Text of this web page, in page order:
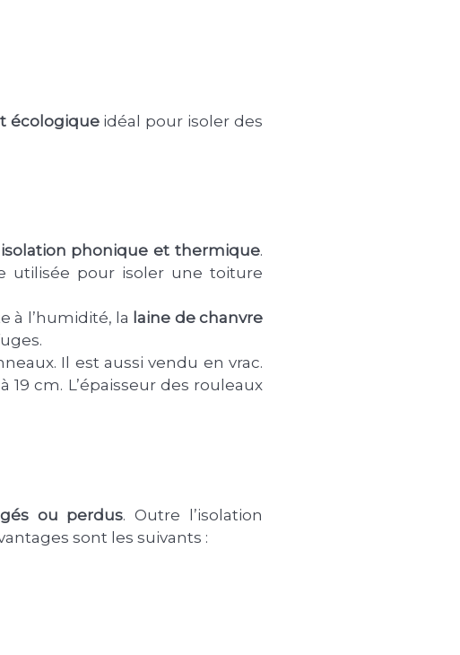
écologique idéal pour isoler des
isolation phonique et thermique.
utilisée pour isoler une toiture
à l’humidité, la laine de chanvre
Il est aussi vendu en vrac.
cm. L’épaisseur des rouleaux
ou perdus. Outre l’isolation
sont les suivants :